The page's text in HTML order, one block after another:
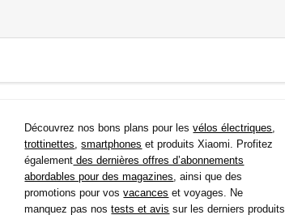
Découvrez nos bons plans pour lesvélos électriques
trottinettes ,smartphones et produits Xiaomi. Profitez
également des dernières offres d’abonnements
abordables pour des magazines , ainsi que des
promotions pour vosvacances et voyages. Ne
manquez pas nostests et avis sur les derniers produits